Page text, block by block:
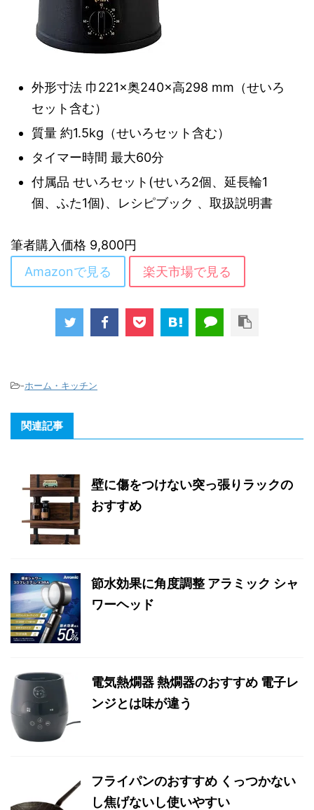
外形寸法 巾221×奥240×高298 mm（せいろ
セット含む）
質量 約1.5kg（せいろセット含む）
タイマー時間 最大60分
付属品 せいろセット(せいろ2個、延長輪1
個、ふた1個)、レシピブック 、取扱説明書
筆者購入価格 9,800円
Amazonで見る
楽天市場で見る
-ホーム・キッチン
関連記事
壁に傷をつけない突っ張りラックの
おすすめ
節水効果に角度調整 アラミック シャ
ワーヘッド
電気熱燗器 熱燗器のおすすめ 電子レ
ンジとは味が違う
フライパンのおすすめ くっつかない
し焦げないし使いやすい